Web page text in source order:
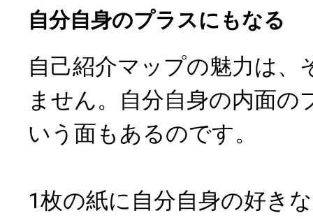
自分自身のプラスにもなる
自己紹介マップの魅力は、
ません。自分自身の内面の
いう面もあるのです。
1枚の紙に自分自身の好き